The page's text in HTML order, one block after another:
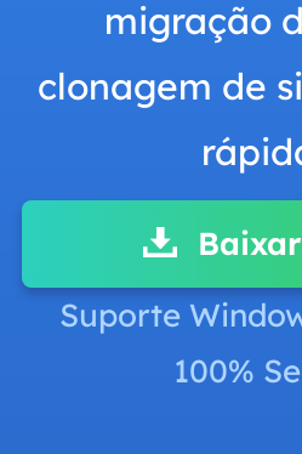
migração
clonagem de
Suporte
100%